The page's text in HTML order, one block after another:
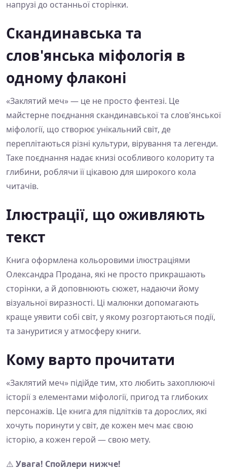
напрузі до останньої сторінки.
Скандинавська та
слов'янська міфологія в
одному флаконі
«Заклятий меч» — це не просто фентезі. Це
майстерне поєднання скандинавської та слов'янської
міфології, що створює унікальний світ, де
переплітаються різні культури, вірування та легенди.
Таке поєднання надає книзі особливого колориту та
глибини, роблячи її цікавою для широкого кола
читачів.
Ілюстрації, що оживляють
текст
Книга оформлена кольоровими ілюстраціями
Олександра Продана, які не просто прикрашають
сторінки, а й доповнюють сюжет, надаючи йому
візуальної виразності. Ці малюнки допомагають
краще уявити собі світ, у якому розгортаються події,
та зануритися у атмосферу книги.
Кому варто прочитати
«Заклятий меч» підійде тим, хто любить захоплюючі
історії з елементами міфології, пригод та глибоких
персонажів. Це книга для підлітків та дорослих, які
хочуть поринути у світ, де кожен меч має свою
історію, а кожен герой — свою мету.
⚠️ Увага! Спойлери нижче!